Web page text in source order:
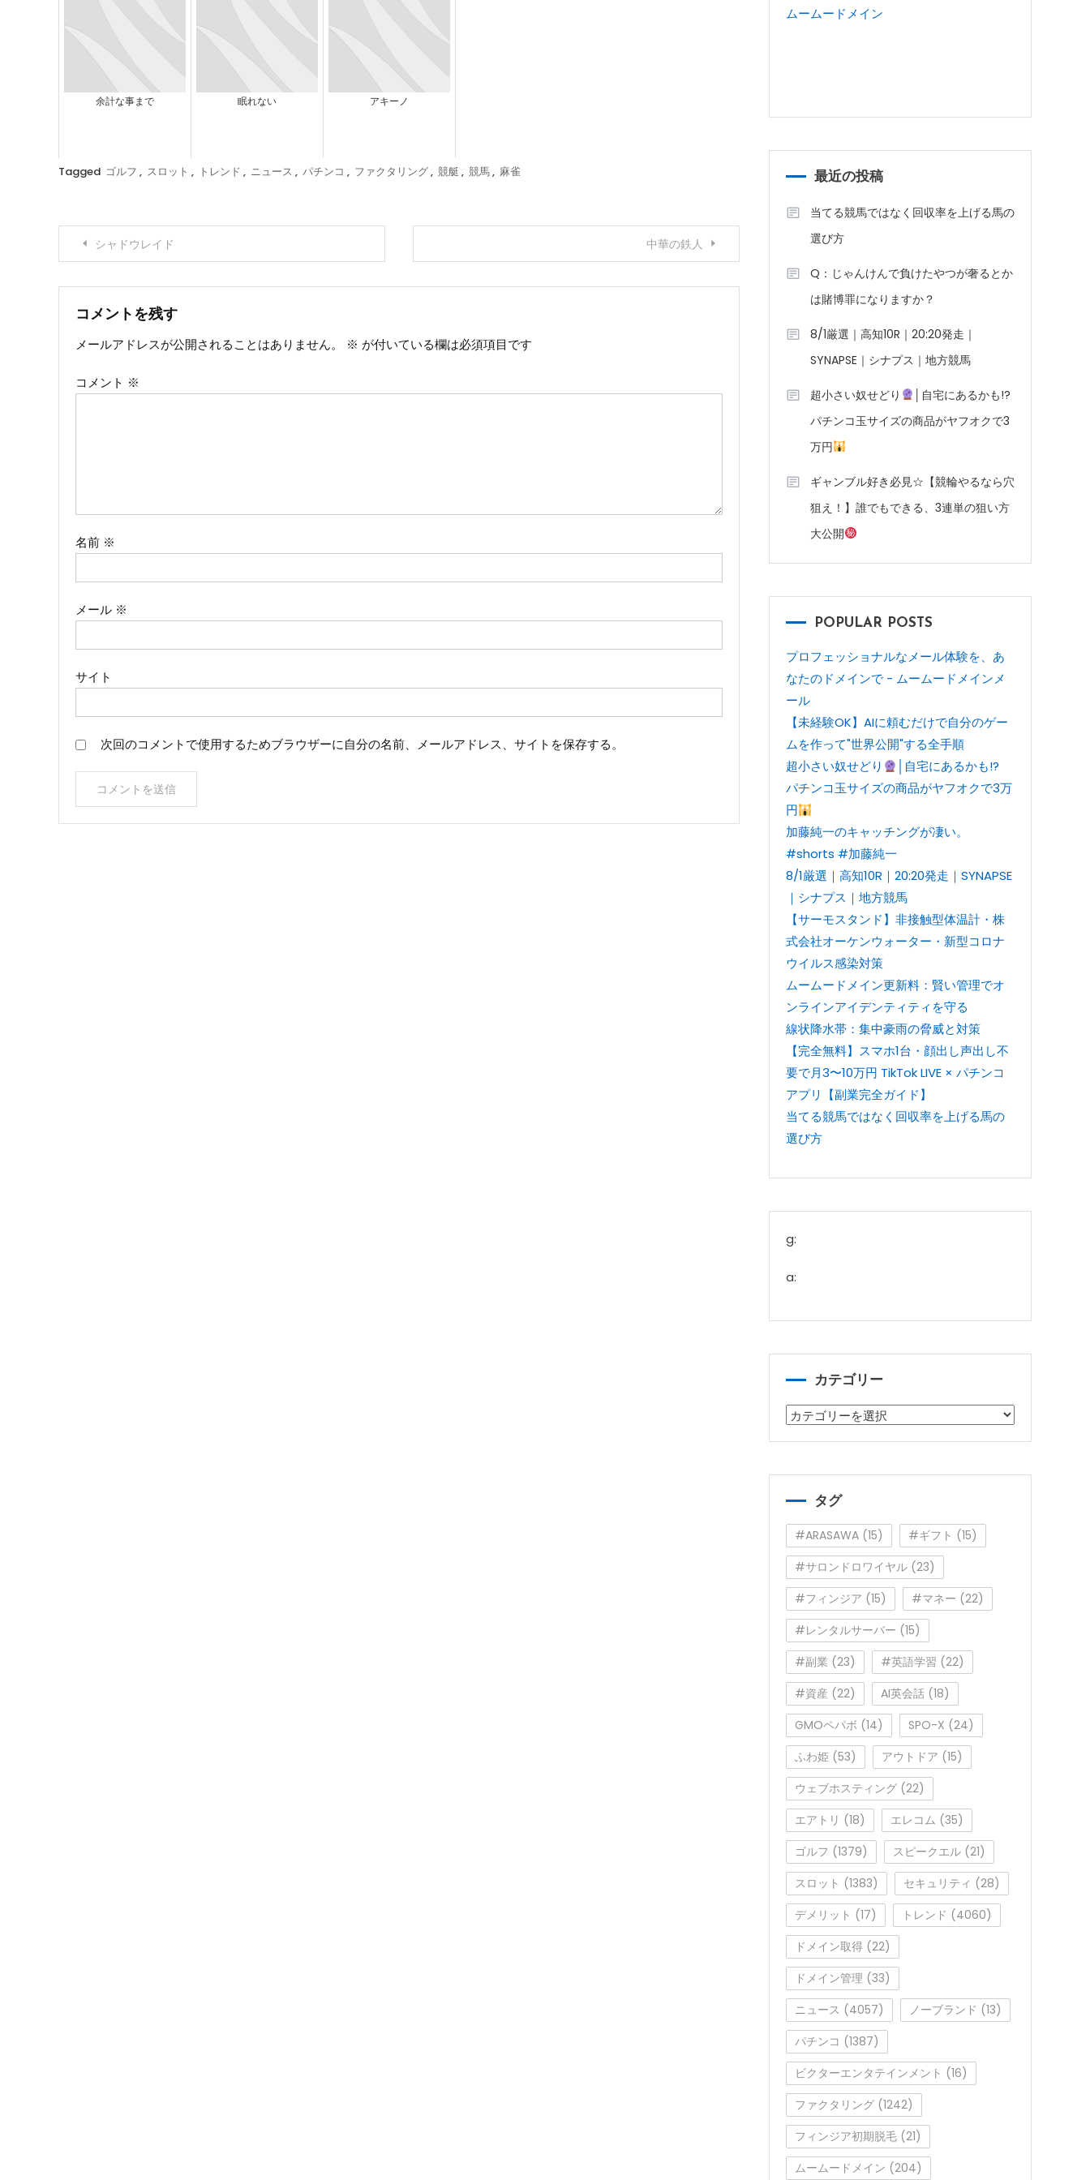
余計な事まで 眠れない アキーノ
Tagged ゴルフ , スロット , トレンド , ニュース , パチンコ , ファクタリング, 競艇 , 競馬, 麻雀
ナ
ビ
ゲ
ン
シャドウレイド 中華の鉄人
コメントを残す
メールアドレスが公開されることはありません。 ※ が付いている欄は必須項目です
コメント ※
名前 ※
メール ※
サイト
次回のコメントで使用するためブラウザーに自分の名前、メールアドレス、サイトを保存する。
ムームードメイン
最近の投稿
当てる競馬ではなく回収率を上げる馬の
選び方
Q：じゃんけんで負けたやつが奢るとか
は賭博罪になりますか？
8/1厳選｜高知10R｜20:20発走｜
SYNAPSE｜シナプス｜地方競馬
超小さい奴せどり
│自宅にあるかも!?
パチンコ玉サイズの商品がヤフオクで3
万円
ギャンブル好き必見☆【競輪やるなら穴
狙え！】誰でもできる、3連単の狙い方
大公開
POPULAR POSTS
プロフェッショナルなメール体験を、あ
なたのドメインで - ムームードメインメ
ール
【未経験OK】AIに頼むだけで自分のゲー
ムを作って"世界公開"する全手順
超小さい奴せどり
│自宅にあるかも!?
パチンコ玉サイズの商品がヤフオクで3万
円
加藤純一のキャッチングが凄い。
#shorts #加藤純一
8/1厳選｜高知10R｜20:20発走｜SYNAPSE
｜シナプス｜地方競馬
【サーモスタンド】非接触型体温計・株
式会社オーケンウォーター・新型コロナ
ウイルス感染対策
ムームードメイン更新料：賢い管理でオ
ンラインアイデンティティを守る
線状降水帯：集中豪雨の脅威と対策
【完全無料】スマホ1台・顔出し声出し不
要で月3〜10万円 TikTok LIVE × パチンコ
アプリ【副業完全ガイド】
当てる競馬ではなく回収率を上げる馬の
選び方
g:
a:
カテゴリー
カ
リ
ー
タグ
#ARASAWA (15) #ギフト (15)
#サロンドロワイヤル (23)
#フィンジア (15) #マネー (22)
#レンタルサーバー (15)
#副業 (23) #英語学習 (22)
#資産 (22) AI英会話 (18)
GMOペパボ (14) SPO-X (24)
ふわ姫 (53) アウトドア (15)
ウェブホスティング (22)
エアトリ (18) エレコム (35)
ゴルフ (1379) スピークエル (21)
スロット (1383) セキュリティ (28)
デメリット (17) トレンド (4060)
ドメイン取得 (22)
ドメイン管理 (33)
ニュース (4057) ノーブランド (13)
パチンコ (1387)
ビクターエンタテインメント (16)
ファクタリング (1242)
フィンジア初期脱毛 (21)
ムームードメイン (204)